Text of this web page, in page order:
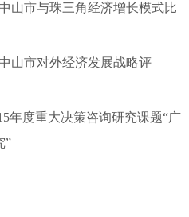
山市与珠三角经济增长模式比
山市对外经济发展战略评
年度重大决策咨询研究课题“广
”